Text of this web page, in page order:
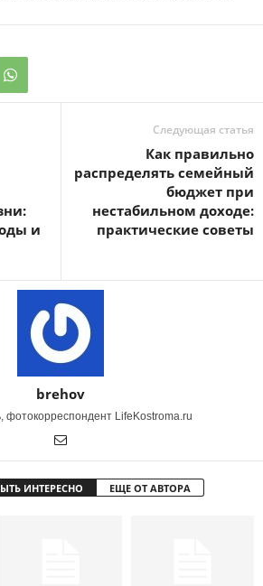
и
Следующая статья
Как правильно
распределять семейный
бюджет при
нестабильном доходе:
практические советы
brehov
фотокорреспондент LifeKostroma.ru
ИНТЕРЕСНО ЕЩЕ ОТ АВТОРА